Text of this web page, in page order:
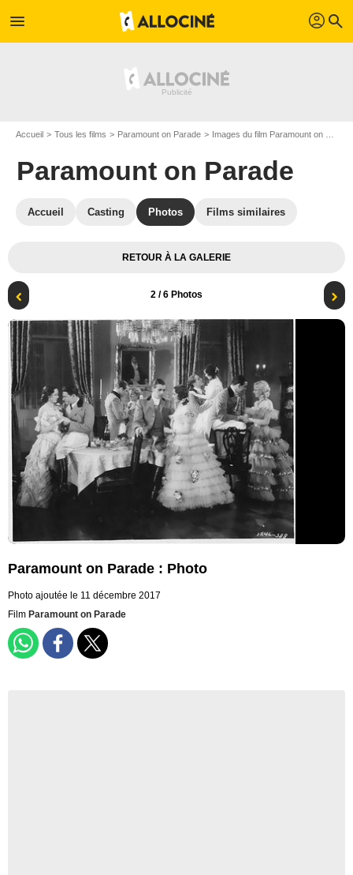
menu profil search
Accueil Tous les films Paramount on Parade Images du film Paramount on Parade
Paramount on Parade
Accueil Casting Photos Films similaires
RETOUR À LA GALERIE
2 / 6 Photos
Paramount on Parade : Photo
Photo ajoutée le 11 décembre 2017
Film Paramount on Parade